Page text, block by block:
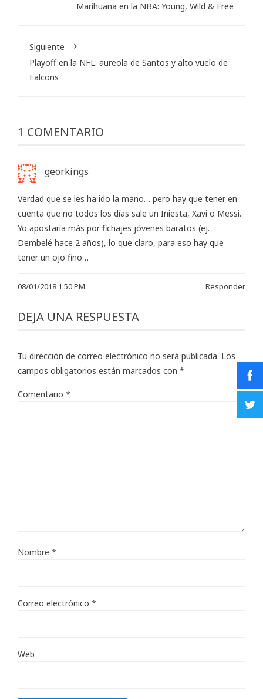
Marihuana en la NBA: Young, Wild & Free
Siguiente
Playoff en la NFL: aureola de Santos y alto vuelo de
Falcons
1 COMENTARIO
georkings
Verdad que se les ha ido la mano… pero hay que tener en
cuenta que no todos los días sale un Iniesta, Xavi o Messi.
Yo apostaría más por fichajes jóvenes baratos (ej.
Dembelé hace 2 años), lo que claro, para eso hay que
tener un ojo fino…
08/01/2018 1:50 PM Responder
DEJA UNA RESPUESTA
Tu dirección de correo electrónico no será publicada. Los
campos obligatorios están marcados con *
Comentario *
Nombre *
Correo electrónico *
Web